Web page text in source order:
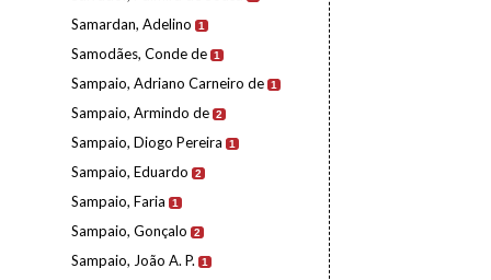
Samardan, Adelino 1
Samodães, Conde de 1
Sampaio, Adriano Carneiro de 1
Sampaio, Armindo de 2
Sampaio, Diogo Pereira 1
Sampaio, Eduardo 2
Sampaio, Faria 1
Sampaio, Gonçalo 2
Sampaio, João A. P. 1